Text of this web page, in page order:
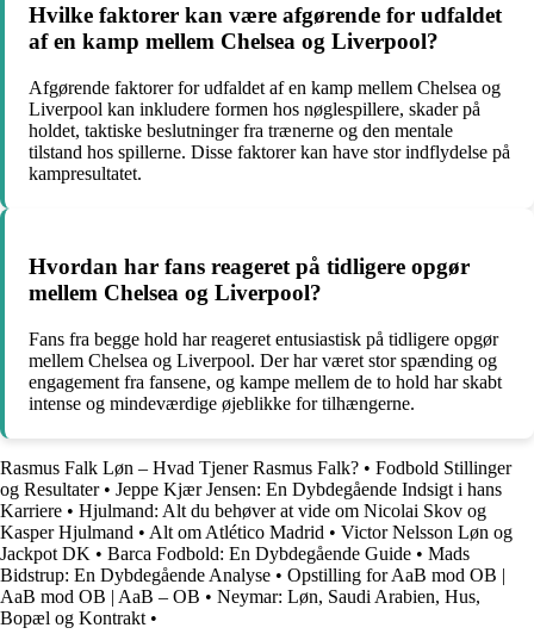
Hvilke faktorer kan være afgørende for udfaldet
af en kamp mellem Chelsea og Liverpool?
Afgørende faktorer for udfaldet af en kamp mellem Chelsea og
Liverpool kan inkludere formen hos nøglespillere, skader på
holdet, taktiske beslutninger fra trænerne og den mentale
tilstand hos spillerne. Disse faktorer kan have stor indflydelse på
kampresultatet.
Hvordan har fans reageret på tidligere opgør
mellem Chelsea og Liverpool?
Fans fra begge hold har reageret entusiastisk på tidligere opgør
mellem Chelsea og Liverpool. Der har været stor spænding og
engagement fra fansene, og kampe mellem de to hold har skabt
intense og mindeværdige øjeblikke for tilhængerne.
Rasmus Falk Løn – Hvad Tjener Rasmus Falk? • Fodbold Stillinger
og Resultater• Jeppe Kjær Jensen: En Dybdegående Indsigt i hans
Karriere • Hjulmand: Alt du behøver at vide om Nicolai Skov og
Kasper Hjulmand • Alt om Atlético Madrid • Victor Nelsson Løn og
Jackpot DK • Barca Fodbold: En Dybdegående Guide • Mads
Bidstrup: En Dybdegående Analyse • Opstilling for AaB mod OB |
AaB mod OB | AaB – OB • Neymar: Løn, Saudi Arabien, Hus,
Bopæl og Kontrakt •